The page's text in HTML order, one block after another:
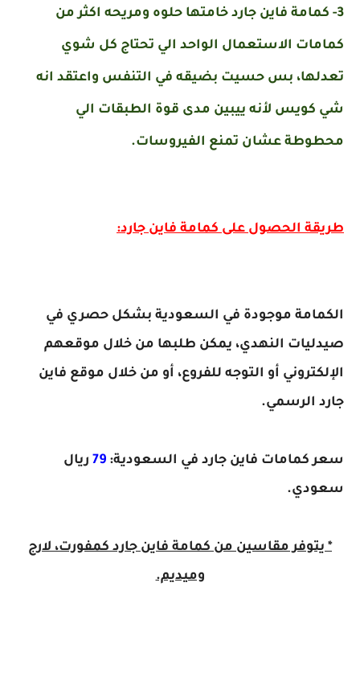
3- كمامة فاين جارد خامتها حلوه ومريحه اكثر من
كمامات الاستعمال الواحد الي تحتاج كل شوي
تعدلها، بس حسيت بضيقه في التنفس واعتقد انه
شي كويس لأنه ييبين مدى قوة الطبقات الي
محطوطة عشان تمنع الفيروسات.
طريقة الحصول على كمامة فاين جارد:
الكمامة موجودة في السعودية بشكل حصري في
صيدليات النهدي، يمكن طلبها من خلال موقعهم
الإلكتروني أو التوجه للفروع، أو من خلال موقع فاين
جارد الرسمي.
سعر كمامات فاين جارد في السعودية: 79 ريال
سعودي.
* يتوفر مقاسين من كمامة فاين جارد كمفورت، لارج
وميديم.